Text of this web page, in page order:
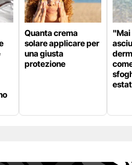
Quanta crema
solare applicare per
una giusta
protezione